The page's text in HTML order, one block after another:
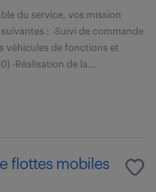
du service, vos mission
: -Suivi de commande
véhicules de fonctions et
-Réalisation de la...
flottes mobiles